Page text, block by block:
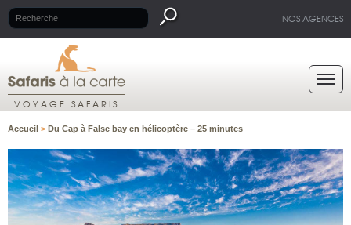
NOS AGENCES
VOYAGE SAFARIS
Accueil > Du Cap à False bay en hélicoptère – 25 minutes